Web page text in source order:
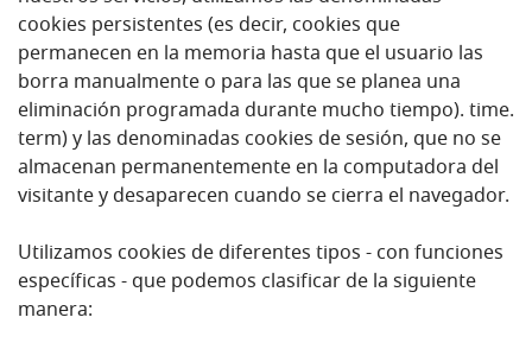
cookies persistentes (es decir, cookies que
permanecen en la memoria hasta que el usuario las
borra manualmente o para las que se planea una
eliminación programada durante mucho tiempo). time.
term) y las denominadas cookies de sesión, que no se
almacenan permanentemente en la computadora del
visitante y desaparecen cuando se cierra el navegador.
Utilizamos cookies de diferentes tipos - con funciones
específicas - que podemos clasificar de la siguiente
manera: